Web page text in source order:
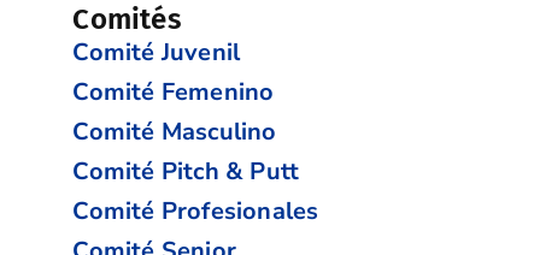
Comités
Comité Juvenil
Comité Femenino
Comité Masculino
Comité Pitch & Putt
Comité Profesionales